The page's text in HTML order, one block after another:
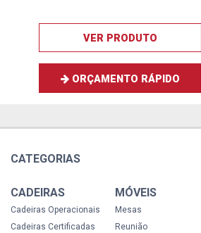
VER PRODUTO
ORÇAMENTO RÁPIDO
CATEGORIAS
CADEIRAS
Cadeiras Operacionais
Cadeiras Certificadas
MÓVEIS
Mesas
Reunião